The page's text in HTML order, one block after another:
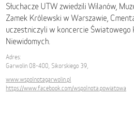
Słuchacze UTW zwiedzili Wilanów,
Zamek Królewski w Warszawie,
uczestniczyli w koncercie Światowego
Niewidomych.
Adres:
Garwolin 08-400, Sikorskiego 39,
www.wspolnotagarwolin.pl
https://www.facebook.com/wspolnota.powiatowa